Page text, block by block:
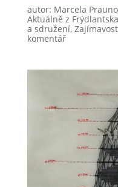
autor: Marcela
Aktuálně z Frýdlantska
a sdružení,
komentář